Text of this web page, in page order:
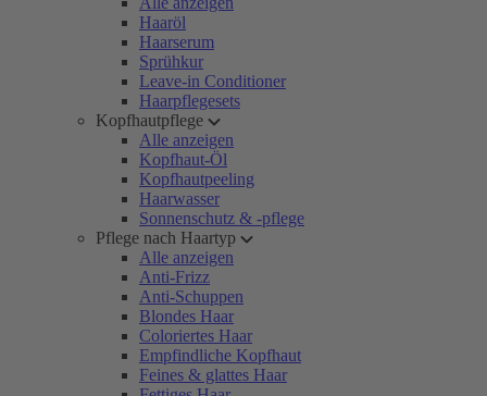
Haaröl
Haarserum
Sprühkur
Leave-in Conditioner
Haarpflegesets
Kopfhautpflege
Alle anzeigen
Kopfhaut-Öl
Kopfhautpeeling
Haarwasser
Sonnenschutz & -pflege
Pflege nach Haartyp
Alle anzeigen
Anti-Frizz
Anti-Schuppen
Blondes Haar
Coloriertes Haar
Empfindliche Kopfhaut
Feines & glattes Haar